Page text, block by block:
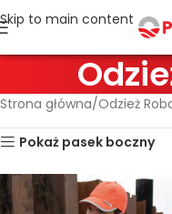
Skip to main content
Strona główna Odzież
Pokaż pasek boczny